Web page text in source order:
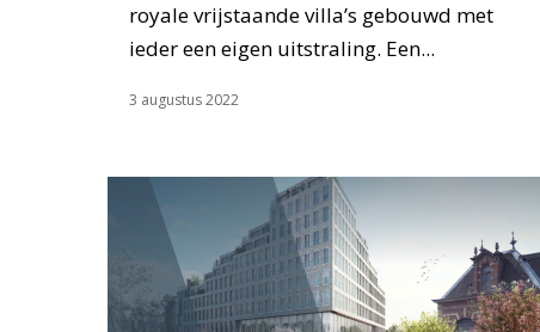
royale vrijstaande villa’s gebouwd met
ieder een eigen uitstraling. Een...
3 augustus 2022